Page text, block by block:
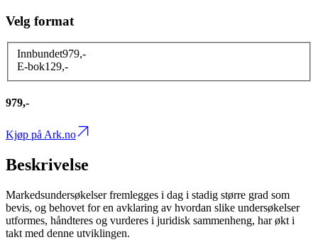
Velg format
Innbundet979,-
E-bok129,-
979,-
Kjøp på Ark.no
Beskrivelse
Markedsundersøkelser fremlegges i dag i stadig større grad som
bevis, og behovet for en avklaring av hvordan slike undersøkelser
utformes, håndteres og vurderes i juridisk sammenheng, har økt i
takt med denne utviklingen.